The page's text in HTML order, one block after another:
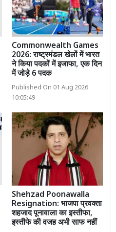
Commonwealth Games
2026: राष्ट्रमंडल खेलों में भारत
ने किया पदकों में इजाफा, एक दिन
में जोड़े 6 पदक
Published On 01 Aug 2026
10:05:49
Shehzad Poonawalla
Resignation: भाजपा प्रवक्ता
शहजाद पूनावाला का इस्तीफा,
इस्तीफे की वजह अभी साफ नहीं